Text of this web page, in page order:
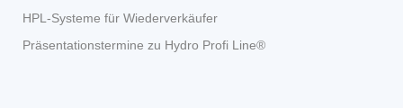
HPL-Systeme für Wiederverkäufer
Präsentationstermine zu Hydro Profi Line®